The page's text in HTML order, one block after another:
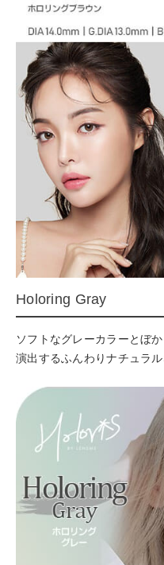
Holoring Gray
ソフトなグレーカラーとぼ
演出するふんわりナチュラ